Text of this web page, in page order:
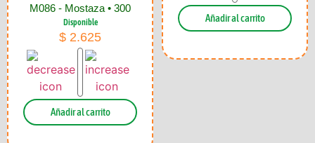
M086 - Mostaza • 300
Disponible
$ 2.625
Añadir al carrito
Añadir al carrito